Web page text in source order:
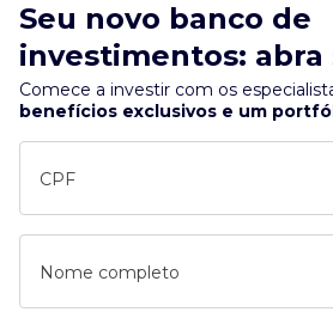
Seu novo banco de
investimentos: abra
Comece a investir com os
benefícios exclusivos e um
CPF
Nome completo